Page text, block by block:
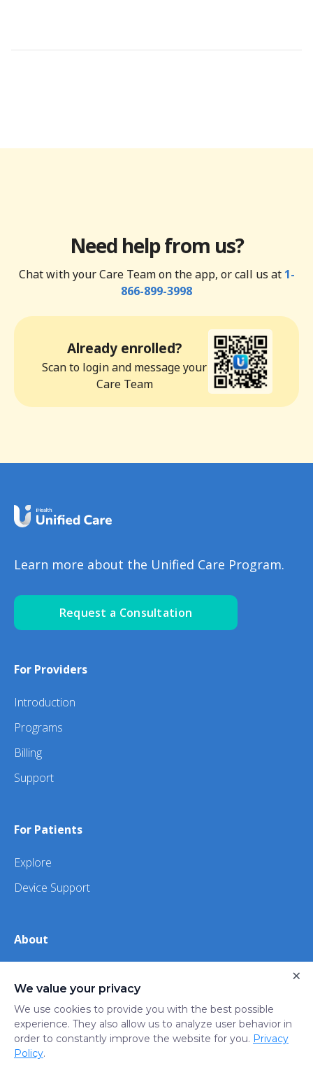
Need help from us?
Chat with your Care Team on the app, or call us at 1-
866-899-3998
Already enrolled?
Scan to login and message your
Care Team
Learn more about the Unified Care Program.
Request a Consultation
For Providers
Introduction
Programs
Billing
Support
For Patients
Explore
Device Support
About
iHealth
Privacy
Policy
Trust
Do not sell or share my
We value your privacy
We use cookies to provide you with the best possible
experience. They also allow us to analyze user behavior in
order to constantly improve the website for you. Privacy
Policy.
×